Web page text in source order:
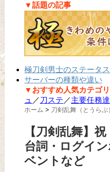
▼話題の記事
極刀剣男士のステータ
サーバーの種類や違い
▼おすすめ人気カテゴリ
ュ ／ 刀ステ ／主要任務
ホーム > 刀剣乱舞（とうらぶ
【刀剣乱舞】
台詞・ログイ
ベントなど